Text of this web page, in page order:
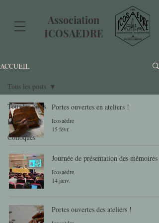
Association
ICOSAEDRE
ACCUEIL
Tous les posts
Evénement
Colloques
Tous les posts
Portes ouvertes en ateliers !
Icosaèdre
15 févr.
Journée de présentation des mémoires
Icosaèdre
14 janv.
Portes ouvertes des ateliers !